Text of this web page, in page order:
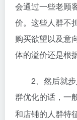
会通过一些老顾
价。这些人群不
购买欲望以及意
体的溢价还是根
2、然后就
群优化的话，一
和店铺的人群特